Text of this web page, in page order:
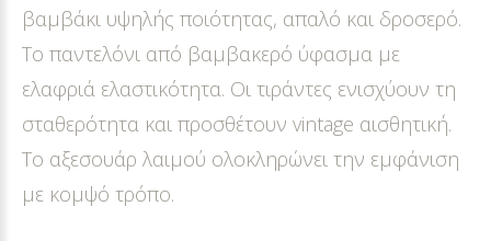
βαμβάκι υψηλής ποιότητας, απαλό και δροσερό.
Το παντελόνι από βαμβακερό ύφασμα με
ελαφριά ελαστικότητα. Οι τιράντες ενισχύουν τη
σταθερότητα και προσθέτουν vintage αισθητική.
Το αξεσουάρ λαιμού ολοκληρώνει την εμφάνιση
με κομψό τρόπο.